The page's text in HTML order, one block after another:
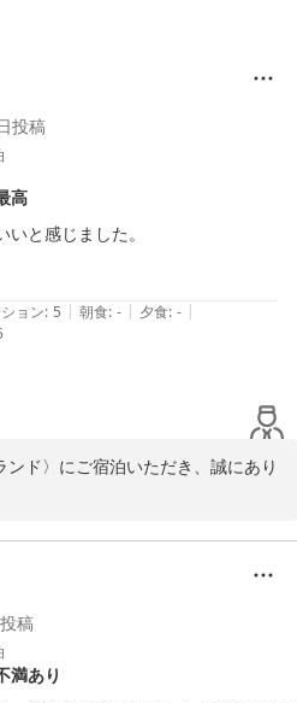
投稿
高
と感じました。
ョン: 5 | 朝食: - | 夕食: - |
ド〉にご宿泊いただき、誠にあり
いところ貴重なご感想をお寄せい
の景色につきまして、大変嬉しいお
申し上げます。「お値段以上」と
の何よりの喜びでございます。
ご滞在を提供できるよう、サービ
投稿
満あり